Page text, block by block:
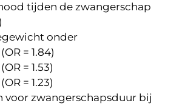
tijden de zwangerschap
onder
= 1.84)
= 1.53)
= 1.23)
voor zwangerschapsduur bij